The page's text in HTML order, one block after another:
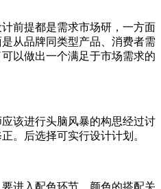
前提都是需求市场研，一方面
从品牌同类型产品、消费者需
以做出一个满足于市场需求的
该进行头脑风暴的构思经过讨
。后选择可实行设计计划。
进入配色环节。颜色的搭配关